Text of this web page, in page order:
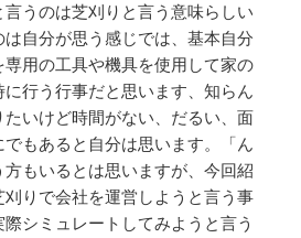
言うのは芝刈りと言う意味らしい
自分が思う感じでは、基本自分
用の工具や機具を使用して家の
に行う行事だと思います、知らん
いけど時間がない、だるい、面
もあると自分は思います。「ん
もいるとは思いますが、今回紹
りで会社を運営しようと言う事
シミュレートしてみようと言う